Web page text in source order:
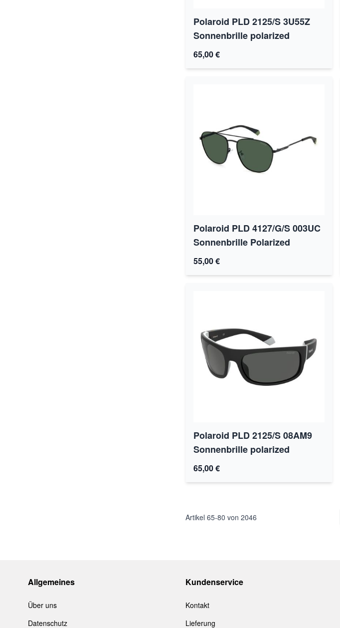
Polaroid PLD 2125/S 3U55Z
Sonnenbrille polarized
65,00 €
Polaroid PLD 4127/G/S 003UC
Sonnenbrille Polarized
55,00 €
Polaroid PLD 2125/S 08AM9
Sonnenbrille polarized
65,00 €
Artikel 65-80 von 2046
Allgemeines
Über uns
Datenschutz
Kundenservice
Kontakt
Lieferung